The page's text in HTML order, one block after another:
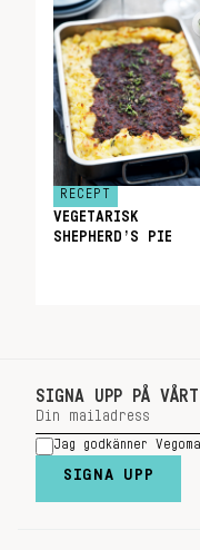
RECEPT
VEGETARISK
SHEPHERD’S PIE
SIGNA UPP PÅ
Jag godkänner
SIGNA UPP